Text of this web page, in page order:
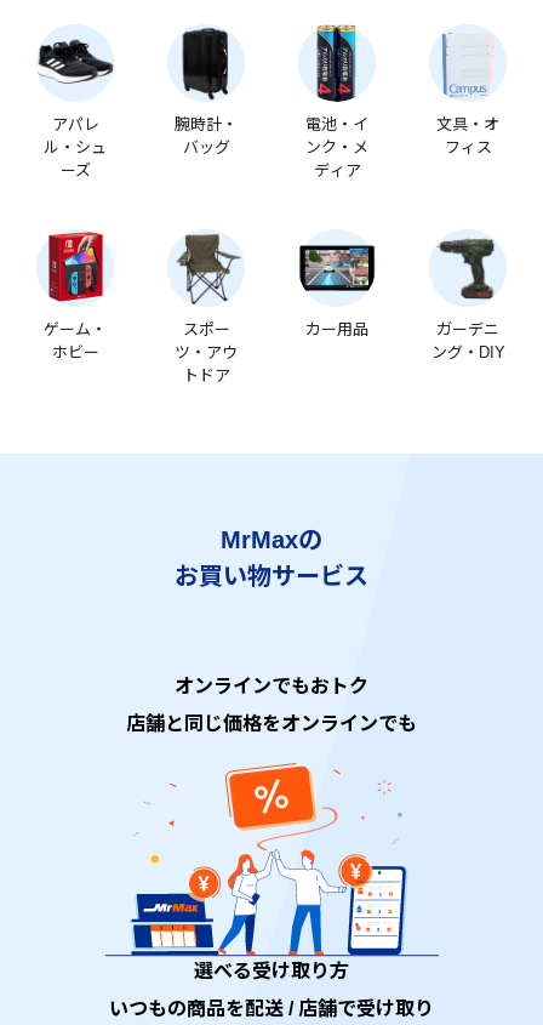
アパレ
ル・シュ
ーズ
腕時計・
バッグ
電池・イ
ンク・メ
ディア
文具・オ
フィス
ゲーム・
ホビー
スポー
ツ・アウ
トドア
カー用品
ガーデニ
ング・DIY
MrMaxの
お買い物サービス
オンラインでもおトク
店舗と同じ価格をオンラインでも
選べる受け取り方
いつもの商品を配送 / 店舗で受け取り